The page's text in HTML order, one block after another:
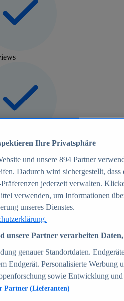
zu mehr als 39.000 Online-Shops
70+
Ihre Privatsphäre
und unsere 894 Partner
Dadurch wird sichergestellt,
jederzeit verwalten.
verwenden, um Informationen
unseres Dienstes.
unsere Partner verarbeiten
genauer Standortdaten.
Endgerät. Personalisierte Werbung
sowie Entwicklung
Partner (Lieferanten)